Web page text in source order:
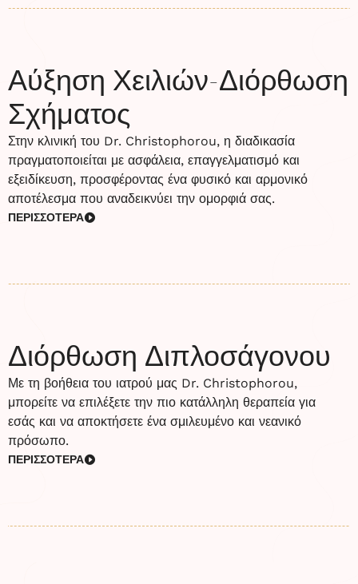
Αύξηση Χειλιών-Διόρθωση
Σχήματος
Στην κλινική του Dr. Christophorou, η διαδικασία
πραγματοποιείται με ασφάλεια, επαγγελματισμό και
εξειδίκευση, προσφέροντας ένα φυσικό και αρμονικό
αποτέλεσμα που αναδεικνύει την ομορφιά σας.
ΠΕΡΙΣΣΟΤΕΡΑ
Διόρθωση Διπλοσάγονου
Με τη βοήθεια του ιατρού μας Dr. Christophorou,
μπορείτε να επιλέξετε την πιο κατάλληλη θεραπεία για
εσάς και να αποκτήσετε ένα σμιλευμένο και νεανικό
πρόσωπο.
ΠΕΡΙΣΣΟΤΕΡΑ